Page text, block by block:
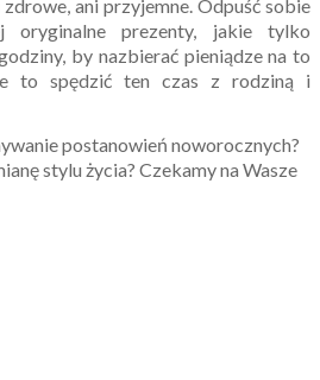
ani przyjemne. Odpuść sobie
oryginalne prezenty, jakie tylko
by nazbierać pieniądze na to
to spędzić ten czas z rodziną i
postanowień noworocznych?
stylu życia? Czekamy na Wasze